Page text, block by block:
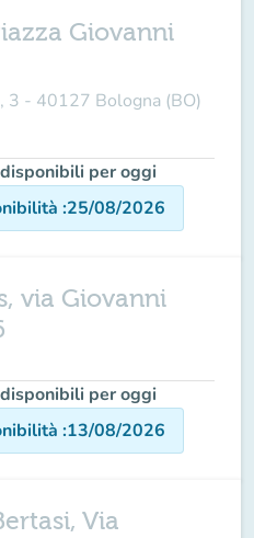
Giovanni
3 - 40127 Bologna (BO)
per oggi
:25/08/2026
via Giovanni
per oggi
:13/08/2026
Via